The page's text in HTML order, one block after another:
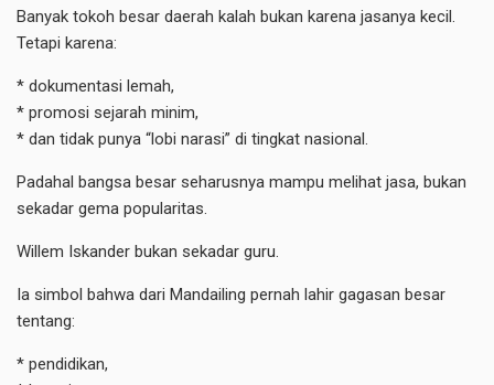
Banyak tokoh besar daerah kalah bukan karena jasanya kecil.
Tetapi karena:
* dokumentasi lemah,
* promosi sejarah minim,
* dan tidak punya “lobi narasi” di tingkat nasional.
Padahal bangsa besar seharusnya mampu melihat jasa, bukan
sekadar gema popularitas.
Willem Iskander bukan sekadar guru.
Ia simbol bahwa dari Mandailing pernah lahir gagasan besar
tentang:
* pendidikan,